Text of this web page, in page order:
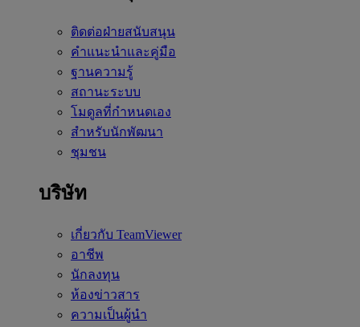
ติดต่อฝ่ายสนับสนุน
คำแนะนำและคู่มือ
ฐานความรู้
สถานะระบบ
โมดูลที่กำหนดเอง
สำหรับนักพัฒนา
ชุมชน
บริษัท
เกี่ยวกับ TeamViewer
อาชีพ
นักลงทุน
ห้องข่าวสาร
ความเป็นผู้นำ